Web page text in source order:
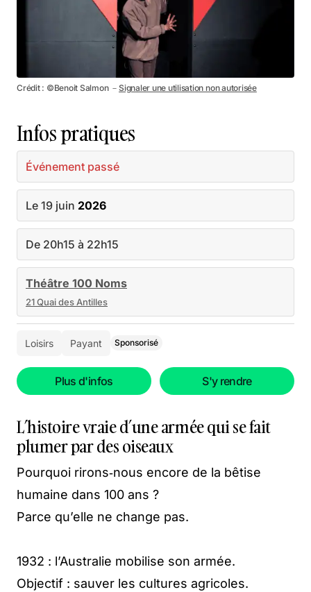
Crédit : ©Benoit Salmon － Signaler une utilisation non autorisée
Infos pratiques
Événement passé
Le 19 juin 2026
De 20h15 à 22h15
Théâtre 100 Noms
21 Quai des Antilles
Loisirs Payant Sponsorisé
Plus d'infos S'y rendre
L’histoire vraie d’une armée qui se fait
plumer par des oiseaux
Pourquoi rirons‑nous encore de la bêtise
humaine dans 100 ans ?
Parce qu’elle ne change pas.
1932 : l’Australie mobilise son armée.
Objectif : sauver les cultures agricoles.